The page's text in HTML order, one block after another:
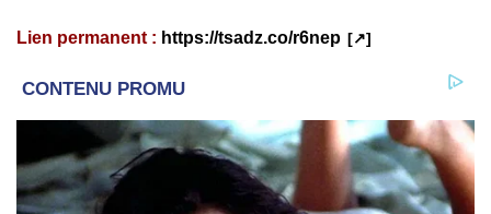
Lien permanent : https://tsadz.co/r6nep